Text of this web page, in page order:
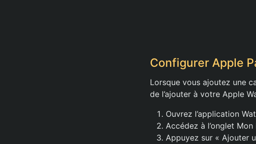
Configurer Apple
Lorsque vous ajoutez une
de l’ajouter à votre Apple
Ouvrez l’application
Accédez à l’onglet
Appuyez sur « Ajouter